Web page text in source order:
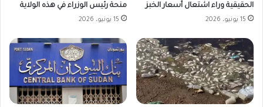
الحقيقية وراء اشتعال أسعار الخبز
15 يونيو، 2026
منحة رئيس الوزراء في هذه الولاية
15 يونيو، 2026